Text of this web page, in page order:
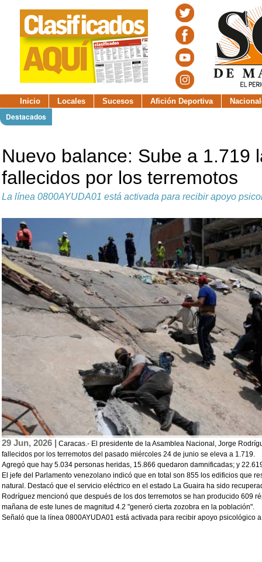
Inicio Locales Sucesos Afición Deportiva
Destacados
Nuevo balance: Sube a 1.719
fallecidos por los terremotos
La línea 0800AYUDA01 está activada para recibir apoyo
29 Jun, 2026 | Caracas.- El presidente de la Asamblea Nacional, Jorge
fallecidos por los terremotos del pasado miércoles 24 de junio se eleva a 1.719.
Agregó que hay 5.034 personas heridas, 15.866 quedaron damnificadas; y
El jefe del Parlamento venezolano indicó que en total son 855 los edificios que
natural. Destacó que el servicio eléctrico en el estado La Guaira ha sido
Rodríguez mencionó que después de los dos terremotos se han producido 609
mañana de este lunes de magnitud 4.2 "generó cierta zozobra en la población".
Señaló que la línea 0800AYUDA01 está activada para recibir apoyo psicológico